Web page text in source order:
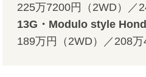
225万7200円（2WD）／
13G・Modulo style
189万円（2WD）／208万